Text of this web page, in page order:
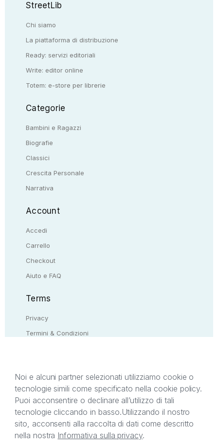
StreetLib
Chi siamo
La piattaforma di distribuzione
Ready: servizi editoriali
Write: editor online
Totem: e-store per librerie
Categorie
Bambini e Ragazzi
Biografie
Classici
Crescita Personale
Narrativa
Account
Accedi
Carrello
Checkout
Aiuto e FAQ
Terms
Privacy
Termini & Condizioni
Il presente sito web è di proprietà di StreetLib S.r.l.
C.F. e P.IVA 05338720963. StreetLib S.r.l. è
titolare di tutti i diritti di proprietà intellettuale
afferenti ai marchi, loghi e segni distintivi presenti
sul sito web. Si invita l’utente a prendere visione
Noi e alcuni partner selezionati utilizziamo cookie o
tecnologie simili come specificato nella cookie policy.
Puoi acconsentire o declinare all’utilizzo di tali
tecnologie cliccando in basso.Utilizzando il nostro
sito, acconsenti alla raccolta di dati come descritto
nella nostra Informativa sulla privacy.